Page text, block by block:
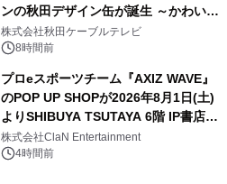
ンの秋田デザイン缶が誕生 ～かわいい
秋田犬の子犬と秋田の四季と名所を巡
るパッケージ～ 9月1日(火)秋田県内で
株式会社秋田ケーブルテレビ
8時間前
プロeスポーツチーム『AXIZ WAVE』
のPOP UP SHOPが2026年8月1日(土)
よりSHIBUYA TSUTAYA 6階 IP書店で
開催決定！！
株式会社ClaN Entertainment
4時間前